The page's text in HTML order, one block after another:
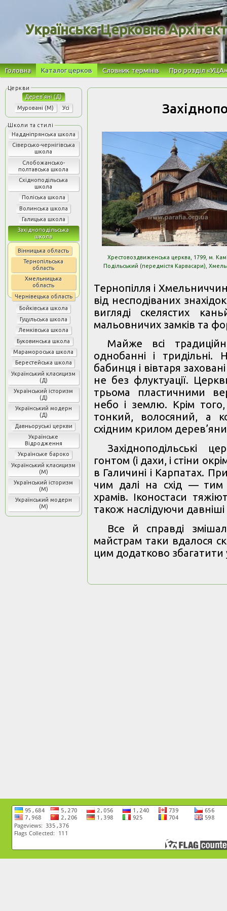
Українська Церковна
Головна Каталог церков Словник термінів Про розділ «УЦА»
Дерев’яні (Д)
Муровані (М)
Усі
Наддніпрянська школа
Сіверсько-чернігівська
школа
Слобожансько-
полтавська школа
Східноподільська
школа
Поліська школа
Волинська школа
Галицька школа
Західноподільська
школа
Вінницька область
Тернопільська
область
Хмельницька
область
Чернівецька область
Бойківська школа
Гуцульська школа
Лемківська школа
Буковинська школа
Марамороська школа
Берестейська школа
Український класицизм
(Д)
Український історизм
(Д)
Український модерн
(Д)
Давньоруські церкви
Українське
Відродження
Українське бароко
Український класицизм
(М)
Український історизм
(М)
Український модерн
(М)
Хрестовоздвиженська церква, 1799, м.
Подільський (передмістя Карвасари),
Тернопілля і
від несподіваних
вигляді скелястих
мальовничих замків та
Майже всі
однобанні і тридільні.
бабинця і вівтаря
не без флуктуації.
трьома пластичними
небо і землю. Крім
тонкий, волосяний, а
східним крилом
Західноподільські
гонтом (і дахи, і стіни
в Галичині і Карпатах.
чим далі на схід — тим
храмів. Іконостаси
також наслідуючи
Все й справді
майстрам таки вдалося
цим додатково збагатити